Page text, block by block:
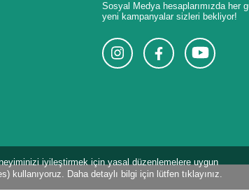
Sosyal Medya hesaplarımızda her
yeni kampanyalar sizleri bekliyor!
iyileştirmek için yasal düzenlemelere uygun
kullanıyoruz. Daha detaylı bilgi için lütfen tıklayınız.